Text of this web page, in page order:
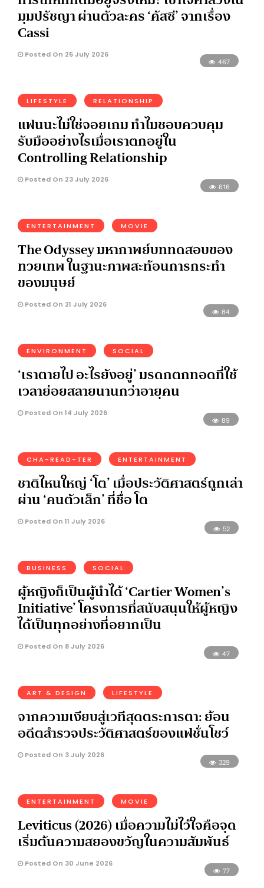
มุมปรัชญา ผ่านตัวละคร ‘คัสซี’ จากเรื่อง
Cassi
Posted On 25 July 2026
467
LIFESTYLE RELATIONSHIP
แฟนนะไม่ใช่จอยเกม ทำไมชอบควบคุม
รับมืออย่างไรเมื่อเราตกอยู่ใน
Controlling Relationship
Posted On 23 July 2026
616
ENTERTAINMENT MOVIE
The Odyssey มหากาพย์บททดสอบของ
ทวยเทพ ในฐานะภาพสะท้อนการกระทำ
ของมนุษย์
Posted On 21 July 2026
84
ENVIRONMENT SOCIAL
‘เราตายไป อะไรยังอยู่’ มรดกตกทอดที่ใช้
เวลาย่อยสลายนานกว่าอายุคน
Posted On 14 July 2026
89
CHA-READ-TER ENTERTAINMENT
ชาติไหนใหญ่ ‘โต’ เมื่อประวัติศาสตร์ถูกเล่า
ผ่าน ‘คนตัวเล็ก’ ที่ชื่อ โต
Posted On 11 July 2026
52
BUSINESS SOCIAL
ผู้หญิงก็เป็นผู้นำได้ ‘Cartier Women’s
Initiative’ โครงการที่สนับสนุนให้ผู้หญิง
ได้เป็นทุกอย่างที่อยากเป็น
Posted On 8 July 2026
47
ART & DESIGN LIFESTYLE
จากความเงียบสู่เวทีสุดตระการตา: ย้อน
อดีตสำรวจประวัติศาสตร์ของแฟชั่นโชว์
Posted On 3 July 2026
329
ENTERTAINMENT MOVIE
Leviticus (2026) เมื่อความไม่ไว้ใจคือจุด
เริ่มต้นความสยองขวัญในความสัมพันธ์
Posted On 30 June 2026
77